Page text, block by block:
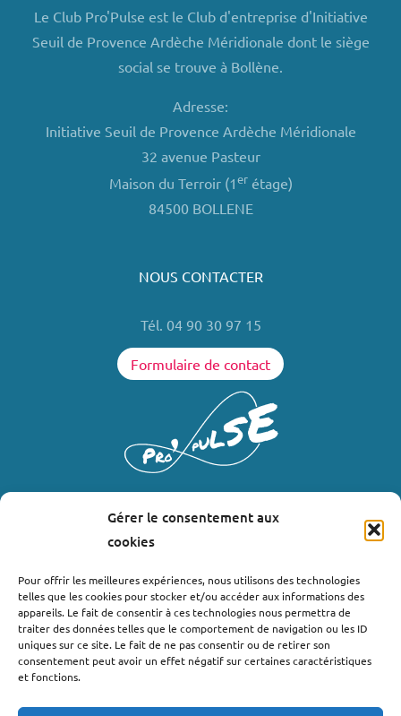
Gérer le consentement aux
cookies
Pour offrir les meilleures expériences, nous utilisons des technologies
telles que les cookies pour stocker et/ou accéder aux informations des
appareils. Le fait de consentir à ces technologies nous permettra de
traiter des données telles que le comportement de navigation ou les ID
uniques sur ce site. Le fait de ne pas consentir ou de retirer son
consentement peut avoir un effet négatif sur certaines caractéristiques
et fonctions.
Le Club Pro'Pulse est le Club d'entreprise d'Initiative
Seuil de Provence Ardèche Méridionale dont le siège
social se trouve à Bollène.
Adresse:
Initiative Seuil de Provence Ardèche Méridionale
32 avenue Pasteur
Maison du Terroir (1erétage)
84500 BOLLENE
NOUS CONTACTER
Tél. 04 90 30 97 15
Formulaire de contact
Où nous trouver ?
Bollène
Nyons
Valréas
Lachapelle-sous-Aubenas